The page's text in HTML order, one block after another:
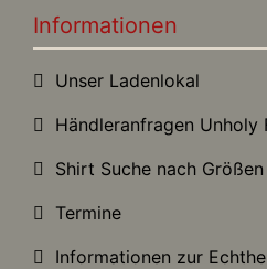
Informationen
Unser Ladenlokal
Händleranfragen Unholy
Shirt Suche nach Größen
Termine
Informationen zur